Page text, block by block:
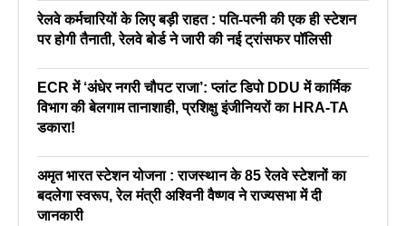
रेलवे कर्मचारियों के लिए बड़ी राहत : पति-पत्नी की एक ही स्टेशन
पर होगी तैनाती, रेलवे बोर्ड ने जारी की नई ट्रांसफर पॉलिसी
ECR में ‘अंधेर नगरी चौपट राजा’: प्लांट डिपो DDU में कार्मिक
विभाग की बेलगाम तानाशाही, प्रशिक्षु इंजीनियरों का HRA-TA
डकारा!
अमृत भारत स्टेशन योजना : राजस्थान के 85 रेलवे स्टेशनों का
बदलेगा स्वरूप, रेल मंत्री अश्विनी वैष्णव ने राज्यसभा में दी
जानकारी